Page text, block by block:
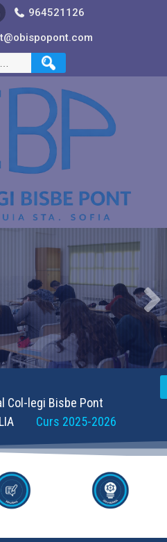
964521126
legi Bisbe Pont
Curs 2025-2026